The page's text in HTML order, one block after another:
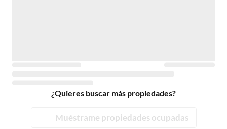
¿Quieres buscar más propiedades?
Muéstrame propiedades ocupadas